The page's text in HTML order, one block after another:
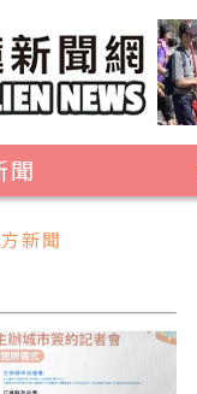
聞
新聞